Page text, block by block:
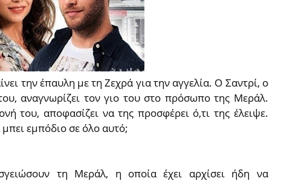
την έπαυλη με τη Ζεχρά για την αγγελία. Ο Σαντρί, ο
αναγνωρίζει τον γιο του στο πρόσωπο της Μεράλ.
του, αποφασίζει να της προσφέρει ό,τι της έλειψε.
εμπόδιο σε όλο αυτό;
τη Μεράλ, η οποία έχει αρχίσει ήδη να